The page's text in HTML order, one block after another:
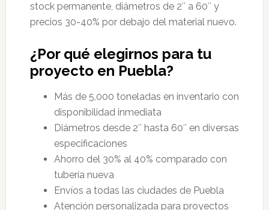
stock permanente, diámetros de 2″ a 60″ y
precios 30-40% por debajo del material nuevo.
¿Por qué elegirnos para tu
proyecto en Puebla?
Más de 5,000 toneladas en inventario con
disponibilidad inmediata
Diámetros desde 2″ hasta 60″ en diversas
especificaciones
Ahorro del 30% al 40% comparado con
tubería nueva
Envíos a todas las ciudades de Puebla
Atención personalizada para proyectos